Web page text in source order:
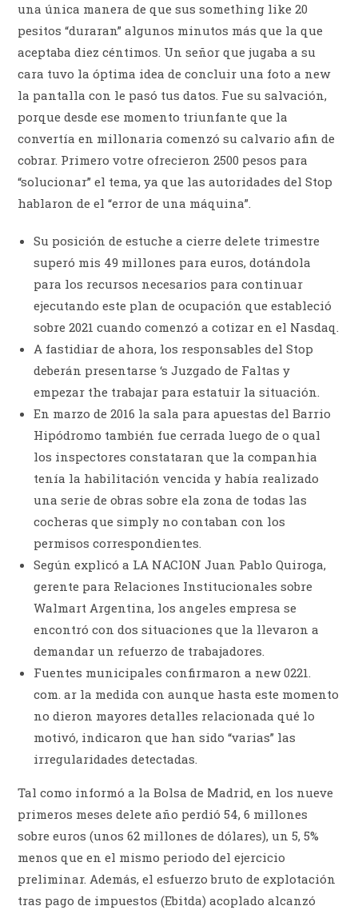
una única manera de que sus something like 20
pesitos “duraran” algunos minutos más que la que
aceptaba diez céntimos. Un señor que jugaba a su
cara tuvo la óptima idea de concluir una foto a new
la pantalla con le pasó tus datos. Fue su salvación,
porque desde ese momento triunfante que la
convertía en millonaria comenzó su calvario afin de
cobrar. Primero votre ofrecieron 2500 pesos para
“solucionar” el tema, ya que las autoridades del Stop
hablaron de el “error de una máquina”.
Su posición de estuche a cierre delete trimestre
superó mis 49 millones para euros, dotándola
para los recursos necesarios para continuar
ejecutando este plan de ocupación que estableció
sobre 2021 cuando comenzó a cotizar en el Nasdaq.
A fastidiar de ahora, los responsables del Stop
deberán presentarse ‘s Juzgado de Faltas y
empezar the trabajar para estatuir la situación.
En marzo de 2016 la sala para apuestas del Barrio
Hipódromo también fue cerrada luego de o qual
los inspectores constataran que la companhia
tenía la habilitación vencida y había realizado
una serie de obras sobre ela zona de todas las
cocheras que simply no contaban con los
permisos correspondientes.
Según explicó a LA NACION Juan Pablo Quiroga,
gerente para Relaciones Institucionales sobre
Walmart Argentina, los angeles empresa se
encontró con dos situaciones que la llevaron a
demandar un refuerzo de trabajadores.
Fuentes municipales confirmaron a new 0221.
com. ar la medida con aunque hasta este momento
no dieron mayores detalles relacionada qué lo
motivó, indicaron que han sido “varias” las
irregularidades detectadas.
Tal como informó a la Bolsa de Madrid, en los nueve
primeros meses delete año perdió 54, 6 millones
sobre euros (unos 62 millones de dólares), un 5, 5%
menos que en el mismo periodo del ejercicio
preliminar. Además, el esfuerzo bruto de explotación
tras pago de impuestos (Ebitda) acoplado alcanzó